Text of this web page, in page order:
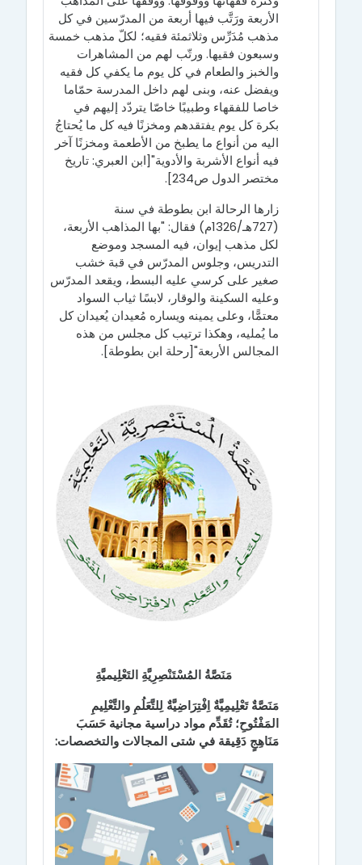
الأربعة ورَتَّب فيها أربعة من المدرّسين في كل
مذهب مُدَرِّس وثلاثمئة فقيه؛ لكلّ مذهب خمسة
وسبعون فقيها. ورتّب لهم من المشاهرات
والخبز والطعام في كل يوم ما يكفي كل فقيه
ويفضل عنه، وبنى لهم داخل المدرسة حمّاما
خاصا للفقهاء وطبيبًا خاصّا يتردّد إليهم في
بكرة كل يوم يفتقدهم ومخزنًا فيه كل ما يُحتاجُ
اليه من أنواع ما يطبخ من الأطعمة ومخزنًا آخر
فيه أنواع الأشربة والأدوية"[ابن العبري: تاريخ
مختصر الدول ص234].
زارها الرحالة ابن بطوطة في سنة
(727هـ/1326م) فقال: "بها المذاهب الأربعة،
لكل مذهب إيوان، فيه المسجد وموضع
التدريس، وجلوس المدرّس في قبة خشب
صغير على كرسي عليه البسط، ويقعد المدرّس
وعليه السكينة والوقار، لابسًا ثياب السواد
معتمًّا، وعلى يمينه ويساره مُعيدان يُعيدان كل
ما يُمليه، وهكذا ترتيب كل مجلس من هذه
المجالس الأربعة"[رحلة ابن بطوطة].
مَنَصَّةُ المُسْتَنْصِرِيَّةِ التَعْلِيميَّةِ
مَنَصَّةٌ تَعْلِيمِيَّةٌ اِفْتِرَاضِيَّةٌ لِلتَّعَلُمِ والتَّعْلِيمِ
المَفْتُوحِ؛ تُقَدِّم مواد دراسية مجانية حَسَبَ
مَنَاهِجٍ دَقِيقة في شتى المجالات والتخصصات: